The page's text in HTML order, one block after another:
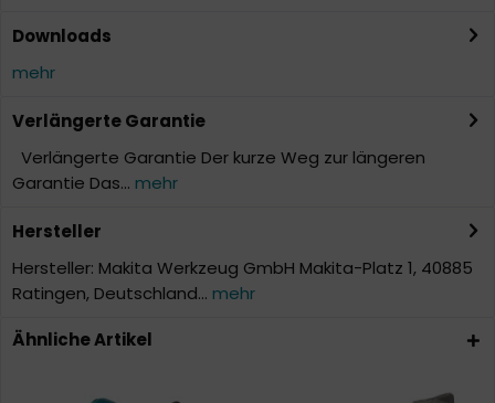
Downloads
mehr
Verlängerte Garantie
Verlängerte Garantie Der kurze Weg zur längeren
Garantie Das... mehr
Hersteller
Hersteller: Makita Werkzeug GmbH Makita-Platz 1, 40885
Ratingen, Deutschland... mehr
Ähnliche Artikel